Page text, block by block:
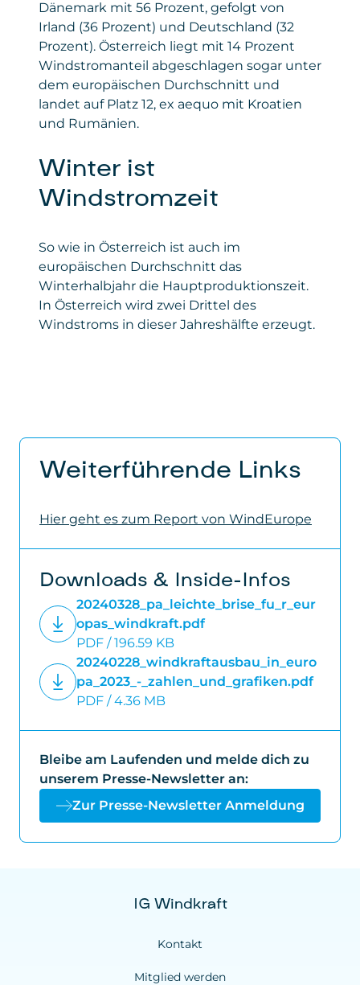
Dänemark mit 56 Prozent, gefolgt von
Irland (36 Prozent) und Deutschland (32
Prozent). Österreich liegt mit 14 Prozent
Windstromanteil abgeschlagen sogar unter
dem europäischen Durchschnitt und
landet auf Platz 12, ex aequo mit Kroatien
und Rumänien.
Winter ist
Windstromzeit
So wie in Österreich ist auch im
europäischen Durchschnitt das
Winterhalbjahr die Hauptproduktionszeit.
In Österreich wird zwei Drittel des
Windstroms in dieser Jahreshälfte erzeugt.
Weiterführende Links
Hier geht es zum Report von WindEurope
Downloads & Inside-Infos
20240328_pa_leichte_brise_fu_r_eur
opas_windkraft.pdf
PDF / 196.59 KB
20240228_windkraftausbau_in_euro
pa_2023_-_zahlen_und_grafiken.pdf
PDF / 4.36 MB
Bleibe am Laufenden und melde dich zu
unserem Presse-Newsletter an:
Zur Presse-Newsletter Anmeldung
IG Windkraft
Kontakt
Mitglied werden
Daten: personenbezogene und technische
Daten
Gesetzt von: Microsoft Corporation
Privacy Policy:
https://www.microsoft.com/de-
de/privacy/privacystatement